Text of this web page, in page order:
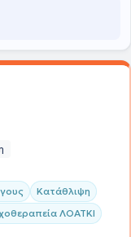
Κατάθλιψη
ΛΟΑΤΚΙ